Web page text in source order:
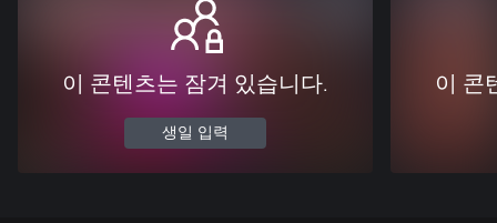
이 콘텐츠는 잠겨 있습니다.
생일 입력
이 콘